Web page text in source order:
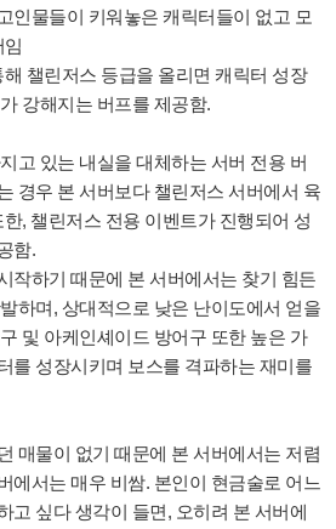
인물들이 키워놓은 캐릭터들이 없고 모
임
챌린저스 등급을 올리면 캐릭터 성장
강해지는 버프를 제공함.
고 있는 내실을 대체하는 서버 전용 버
경우 본 서버보다 챌린저스 서버에서 육
, 챌린저스 전용 이벤트가 진행되어 성
함.
작하기 때문에 본 서버에서는 찾기 힘든
하며, 상대적으로 낮은 난이도에서 얻을
및 아케인셰이드 방어구 또한 높은 가
를 성장시키며 보스를 격파하는 재미를
매물이 없기 때문에 본 서버에서는 저렴
에서는 매우 비쌈. 본인이 현금술로 어느
고 싶다 생각이 들면, 오히려 본 서버에